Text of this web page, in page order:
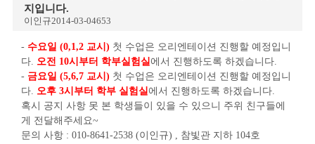
지입니다.
이인규2014-03-04653
- 수요일 (0,1,2 교시) 첫 수업은 오리엔테이션 진행할 예정입니
다. 오전 10시부터 학부실험실에서 진행하도록 하겠습니다.
- 금요일 (5,6,7 교시) 첫 수업은 오리엔테이션 진행할 예정입니
다. 오후 3시부터 학부 실험실에서 진행하도록 하겠습니다.
혹시 공지 사항 못 본 학생들이 있을 수 있으니 주위 친구들에
게 전달해주세요~
문의 사항 : 010-8641-2538 (이인규) , 참빛관 지하 104호